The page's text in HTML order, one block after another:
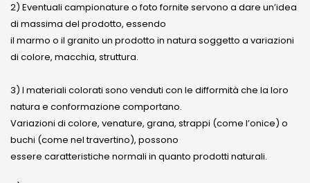
2) Eventuali campionature o foto fornite servono a dare un’idea
di massima del prodotto, essendo
il marmo o il granito un prodotto in natura soggetto a variazioni
di colore, macchia, struttura.
3) I materiali colorati sono venduti con le difformità che la loro
natura e conformazione comportano.
Variazioni di colore, venature, grana, strappi (come l’onice) o
buchi (come nel travertino), possono
essere caratteristiche normali in quanto prodotti naturali.